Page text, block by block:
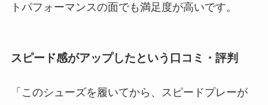
トパフォーマンスの面でも満足度が高いです。
スピード感がアップしたという口コミ・評判
「このシューズを履いてから、スピードプレーが